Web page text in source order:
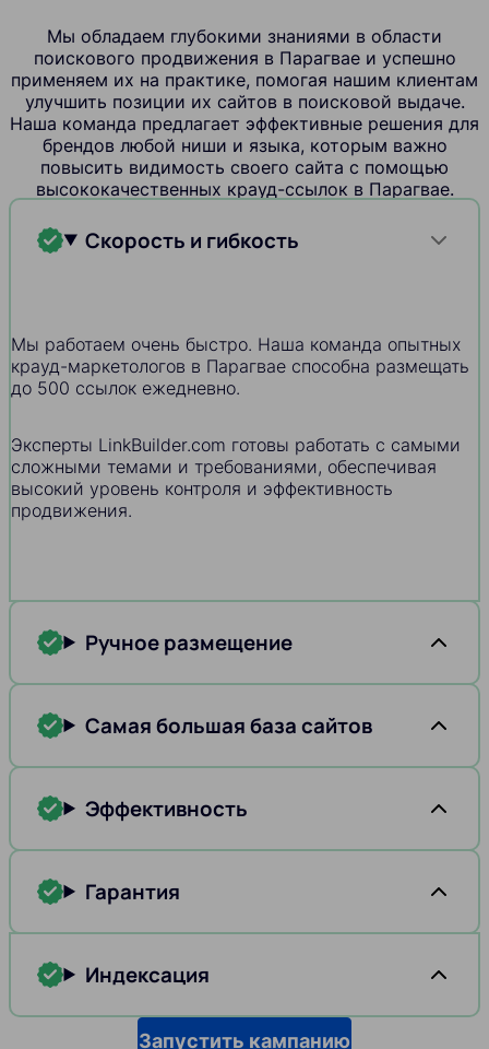
Мы обладаем глубокими знаниями в области
поискового продвижения в Парагвае и успешно
применяем их на практике, помогая нашим клиентам
улучшить позиции их сайтов в поисковой выдаче.
Наша команда предлагает эффективные решения для
брендов любой ниши и языка, которым важно
повысить видимость своего сайта с помощью
высококачественных крауд-ссылок в Парагвае.
Скорость и гибкость
Мы работаем очень быстро. Наша команда опытных
крауд-маркетологов в Парагвае способна размещать
до 500 ссылок ежедневно.
Эксперты LinkBuilder.com готовы работать с самыми
сложными темами и требованиями, обеспечивая
высокий уровень контроля и эффективность
продвижения.
Ручное размещение
Самая большая база сайтов
Эффективность
Гарантия
Индексация
Запустить кампанию